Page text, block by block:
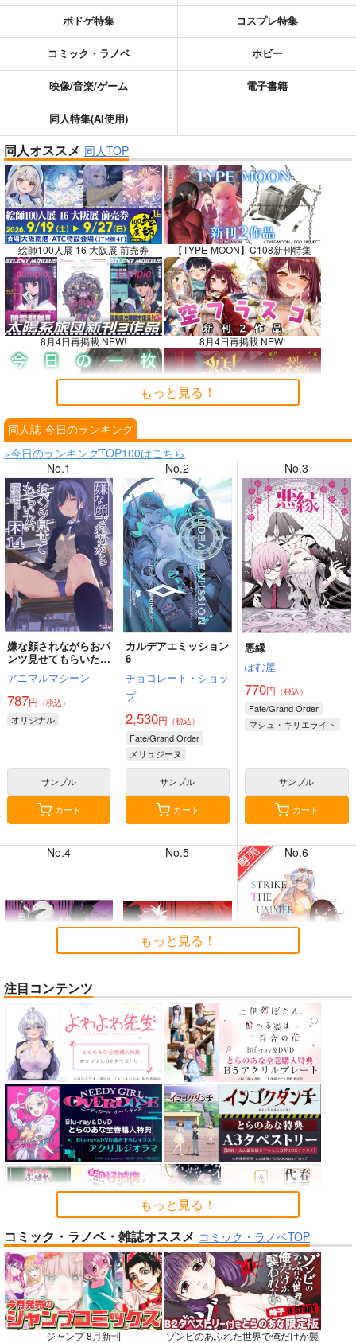
重要 おまとめサイクル「定期便(月2)」一般会員様の利用再開のお知らせ（2026.02.05 掲載）
「とらのあな×駿河屋日本橋乙女同人誌館」通販店頭受取サービス開始のお知らせ（2026.01.05 更新｜2025.12.30 掲載）
【2025/12/1より】「通販ポイント⇒とらコイン変換キャンペーン」終了のお知らせ（2025.11.21 掲載）
重要 個人情報保護方針の改定について（2025.09.19 更新｜2025.08.01 掲載）
ポイント付与・管理体制改定のお知らせ（2024.11.20 掲載）
全てのお知らせを見る
ボドゲ特集 コスプレ特集
コミック・ラノベ ホビー
映像/音楽/ゲーム 電子書籍
同人特集(AI使用)
同人オススメ 同人TOP
絵師100人展 16 大阪展 前売券 【TYPE-MOON】C108新刊特集
8月4日再掲載 NEW! 8月4日再掲載 NEW!
8月3日掲載
8月2日掲載 8月2日掲載
7月31日掲載 7月31日掲載
7月30日掲載 7月30日掲載
7月28日掲載 7月28日掲載
7月27日掲載
もっと見る！
同人誌 今日のランキング
»今日のランキングTOP100はこちら
No.1
嫌な顔されながらおパ
ンツ見せてもらいたい
本14
アニマルマシーン
787円 （税込）
オリジナル
サンプル
カート
No.2
カルデアエミッション
6
チョコレート・ショッ
プ
2,530円 （税込）
Fate/Grand Order
メリュジーヌ
サンプル
カート
No.3
悪縁
ぽむ屋
770円 （税込）
Fate/Grand Order
マシュ・キリエライト
サンプル
カート
No.4
nanka A kanji no titl
ハイパーソニックソウ
ル
2,200円（税込）
Fate/Grand Order
インドラ
近藤勇
サンプル
カート
No.5
RED nankaAkanjino
OMNIBUS
ハイパーソニックソウ
ル
3,025円（税込）
Fate/Grand Order
カルナ
アルジュナ
サンプル
カート
No.6
STRIKE THE SUMME
R
mohumohu
専売 1,100円（税込）
姫柊雪菜
藍羽浅葱
煌坂紗矢華
サンプル
カート
No.6 No.8 No.9
もっと見る！
注目コンテンツ
もっと見る！
コミック・ラノベ・雑誌オススメ コミック・ラノベTOP
ジャンプ 8月新刊
ゾンビのあふれた世界で俺だけが襲